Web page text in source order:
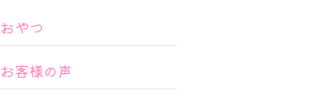
おやつ
お客様の声